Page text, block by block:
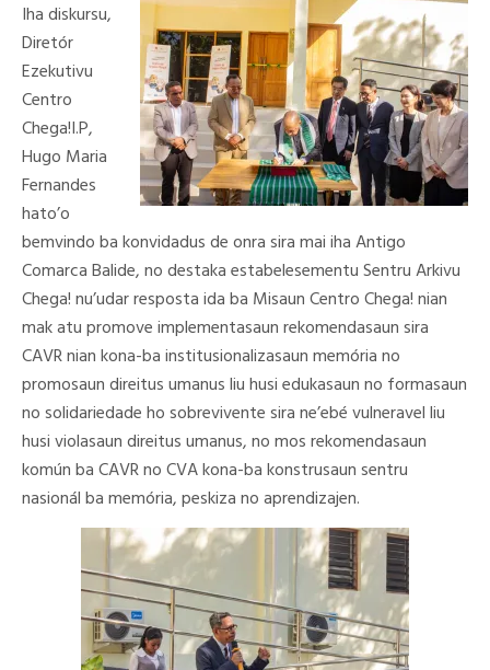
Iha diskursu,
Diretór
Ezekutivu
Centro
Chega!I.P,
Hugo Maria
Fernandes
hato’o
bemvindo ba konvidadus de onra sira mai iha Antigo
Comarca Balide, no destaka estabelesementu Sentru Arkivu
Chega! nu’udar resposta ida ba Misaun Centro Chega! nian
mak atu promove implementasaun rekomendasaun sira
CAVR nian kona-ba institusionalizasaun memória no
promosaun direitus umanus liu husi edukasaun no formasaun
no solidariedade ho sobrevivente sira ne’ebé vulneravel liu
husi violasaun direitus umanus, no mos rekomendasaun
komún ba CAVR no CVA kona-ba konstrusaun sentru
nasionál ba memória, peskiza no aprendizajen.